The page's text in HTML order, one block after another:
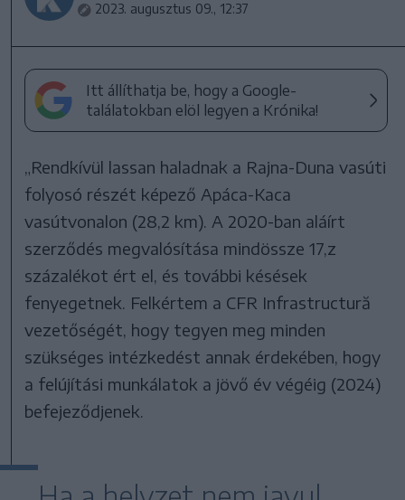
2023. augusztus 09., 12:37
Itt állíthatja be, hogy a Google-
találatokban elöl legyen a Krónika!
„Rendkívül lassan haladnak a Rajna-Duna vasúti
folyosó részét képező Apáca-Kaca
vasútvonalon (28,2 km). A 2020-ban aláírt
szerződés megvalósítása mindössze 17,z
százalékot ért el, és további késések
fenyegetnek. Felkértem a CFR Infrastructură
vezetőségét, hogy tegyen meg minden
szükséges intézkedést annak érdekében, hogy
a felújítási munkálatok a jövő év végéig (2024)
befejeződjenek.